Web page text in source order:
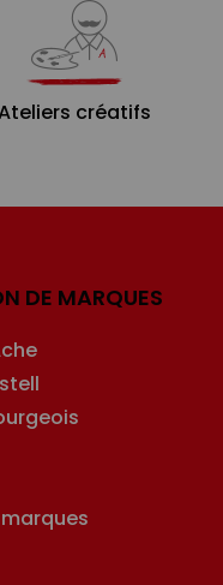
créatifs
DE MARQUES